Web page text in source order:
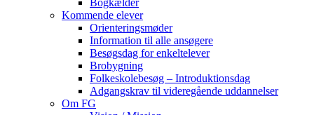
Bogkælder
Kommende elever
Orienteringsmøder
Information til alle ansøgere
Besøgsdag for enkeltelever
Brobygning
Folkeskolebesøg – Introduktionsdag
Adgangskrav til videregående uddannelser
Om FG